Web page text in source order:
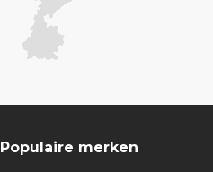
Populaire merken